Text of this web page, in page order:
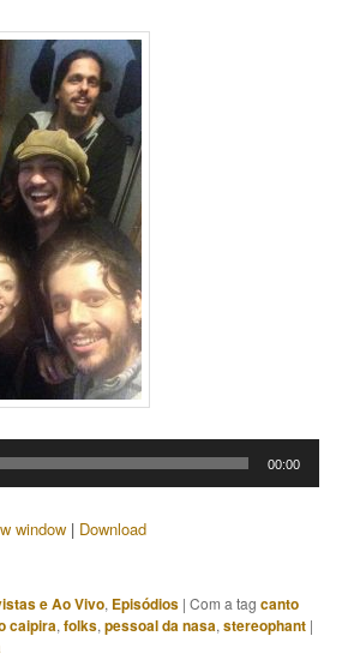
00:00
window | Download
e Ao Vivo, Episódios |Com a tagcanto
caipira,folks,pessoal da nasa,stereophant |